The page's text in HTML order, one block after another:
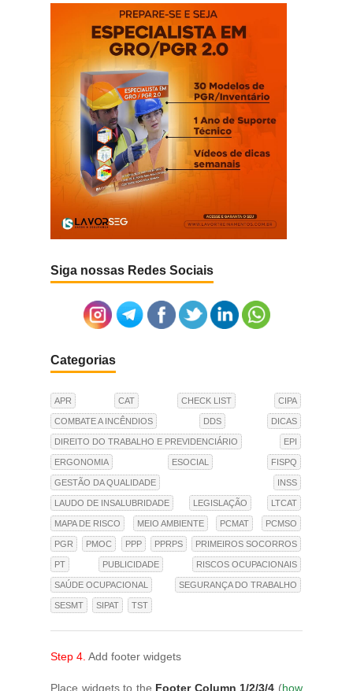
Siga nossas Redes Sociais
Categorias
APR CAT CHECK LIST CIPA
COMBATE A INCÊNDIOS DDS DICAS
DIREITO DO TRABALHO E PREVIDENCIÁRIO EPI
ERGONOMIA ESOCIAL FISPQ
GESTÃO DA QUALIDADE INSS
LAUDO DE INSALUBRIDADE LEGISLAÇÃO LTCAT
MAPA DE RISCO MEIO AMBIENTE PCMAT PCMSO
PGR PMOC PPP PPRPS PRIMEIROS SOCORROS
PT PUBLICIDADE RISCOS OCUPACIONAIS
SAÚDE OCUPACIONAL SEGURANÇA DO TRABALHO
SESMT SIPAT TST
Step 4. Add footer widgets
Place widgets to the Footer Column 1/2/3/4 (how